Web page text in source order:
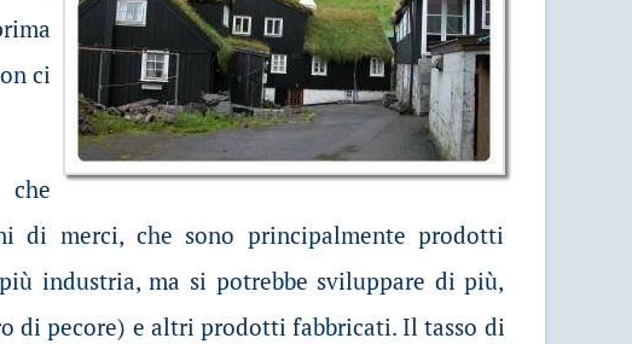
ci
di merci, che sono principalmente prodotti
industria, ma si potrebbe sviluppare di più,
di pecore) e altri prodotti fabbricati. Il tasso di